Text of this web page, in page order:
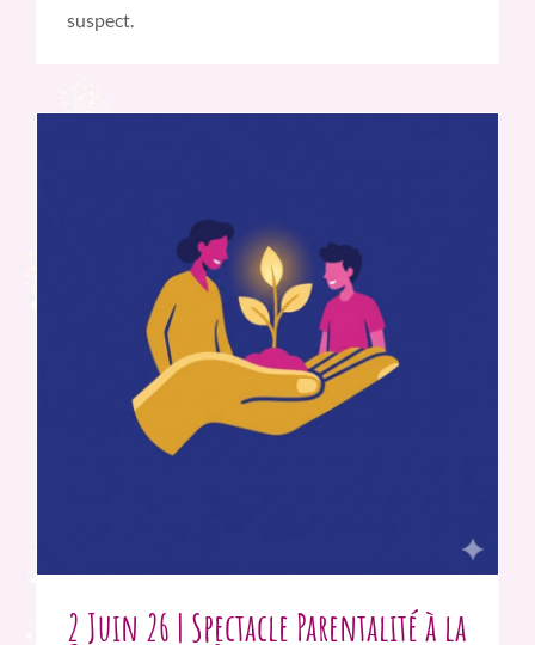
suspect.
2 Juin 26 | Spectacle Parentalité à la